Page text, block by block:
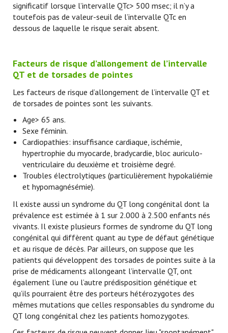
significatif lorsque l’intervalle QTc> 500 msec; il n’y a
toutefois pas de valeur-seuil de l’intervalle QTc en
dessous de laquelle le risque serait absent.
Facteurs de risque d’allongement de l’intervalle
QT et de torsades de pointes
Les facteurs de risque d’allongement de l’intervalle QT et
de torsades de pointes sont les suivants.
Age> 65 ans.
Sexe féminin.
Cardiopathies: insuffisance cardiaque, ischémie,
hypertrophie du myocarde, bradycardie, bloc auriculo-
ventriculaire du deuxième et troisième degré.
Troubles électrolytiques (particulièrement hypokaliémie
et hypomagnésémie).
Il existe aussi un syndrome du QT long congénital dont la
prévalence est estimée à 1 sur 2.000 à 2.500 enfants nés
vivants. Il existe plusieurs formes de syndrome du QT long
congénital qui diffèrent quant au type de défaut génétique
et au risque de décès. Par ailleurs, on suppose que les
patients qui développent des torsades de pointes suite à la
prise de médicaments allongeant l’intervalle QT, ont
également l’une ou l’autre prédisposition génétique et
qu’ils pourraient être des porteurs hétérozygotes des
mêmes mutations que celles responsables du syndrome du
QT long congénital chez les patients homozygotes.